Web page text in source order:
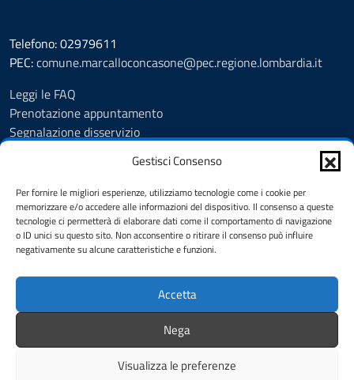
Gestisci Consenso
Per fornire le migliori esperienze, utilizziamo tecnologie come i cookie per
memorizzare e/o accedere alle informazioni del dispositivo. Il consenso a queste
tecnologie ci permetterà di elaborare dati come il comportamento di navigazione
o ID unici su questo sito. Non acconsentire o ritirare il consenso può influire
negativamente su alcune caratteristiche e funzioni.
Accetta
Nega
Visualizza le preferenze
Telefono: 02979611
PEC:comune.marcalloconcasone@pec.regione.lombardia.it
Leggi le FAQ
Prenotazione appuntamento
Segnalazione disservizio
Informativa privacy
Note legali
Dichiarazione di accessibilità
Feedback
SEGUICI SU
Facebook Instagram